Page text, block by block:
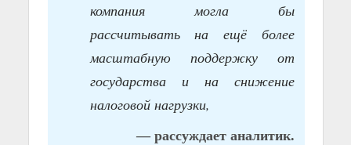
компания могла бы
рассчитывать на ещё более
масштабную поддержку от
государства и на снижение
налоговой нагрузки,
— рассуждает аналитик.